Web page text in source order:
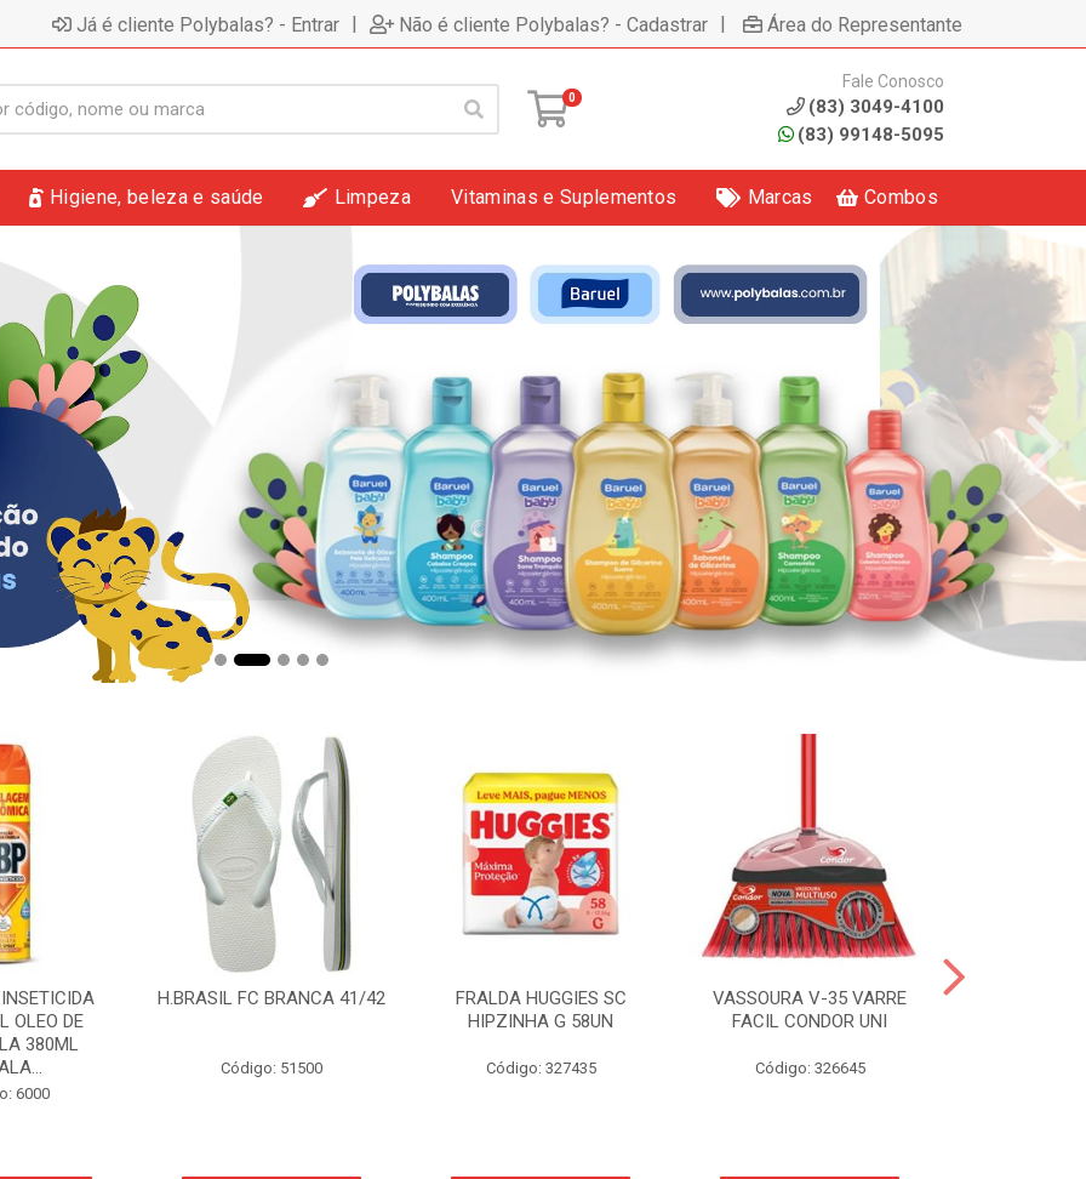
Já é cliente Polybalas? - Entrar | Não é cliente Polybalas? - Cadastrar | Área do Representante
0
Fale Conosco
(83) 3049-4100
(83) 99148-5095
Higiene, beleza e saúde Limpeza Vitaminas e Suplementos Marcas Combos
OLEO DE
380ML
6000
H.BRASIL FC BRANCA 41/42
Código: 51500
FRALDA HUGGIES SC
HIPZINHA G 58UN
Código: 327435
VASSOURA V-35 VARRE
FACIL CONDOR UNI
Código: 326645